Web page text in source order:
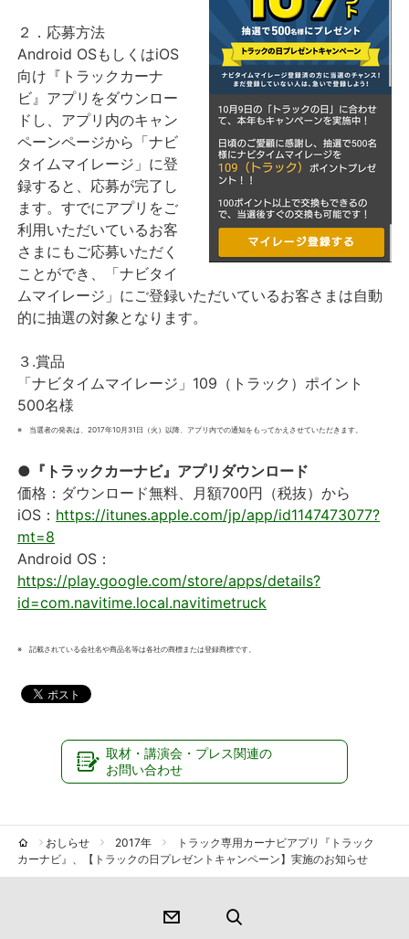
２．応募方法
Android OSもしくはiOS
向け『トラックカーナ
ビ』アプリをダウンロー
ドし、アプリ内のキャン
ペーンページから「ナビ
タイムマイレージ」に登
録すると、応募が完了し
ます。すでにアプリをご
利用いただいているお客
さまにもご応募いただく
ことができ、「ナビタイ
ムマイレージ」にご登録いただいているお客さまは自動
的に抽選の対象となります。
３.賞品
「ナビタイムマイレージ」109（トラック）ポイント
500名様
※ 当選者の発表は、2017年10月31日（火）以降、アプリ内での通知をもってかえさせていただきます。
●『トラックカーナビ』アプリダウンロード
価格：ダウンロード無料、月額700円（税抜）から
iOS： https://itunes.apple.com/jp/app/id1147473077?
mt=8
Android OS：
https://play.google.com/store/apps/details?
id=com.navitime.local.navitimetruck
※記載されている会社名や商品名等は各社の商標または登録商標です。
取材・講演会・プレス関連の
お問い合わせ
おしらせ 2017年
トラック専用カーナビアプリ『トラック
カーナビ』、【トラックの日プレゼントキャンペーン】実施のお知らせ